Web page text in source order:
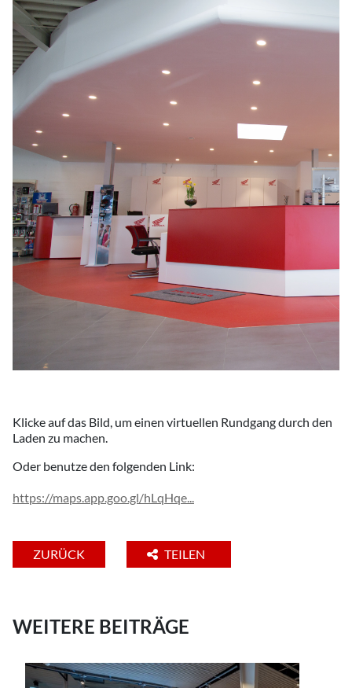
Klicke auf das Bild, um einen virtuellen Rundgang durch den
Laden zu machen.
Oder benutze den folgenden Link:
https://maps.app.goo.gl/hLqHqe...
ZURÜCK TEILEN
WEITERE BEITRÄGE